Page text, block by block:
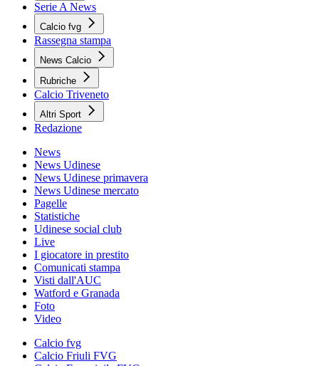
Serie A News
Calcio fvg
Rassegna stampa
News Calcio
Rubriche
Calcio Triveneto
Altri Sport
Redazione
News
News Udinese
News Udinese primavera
News Udinese mercato
Pagelle
Statistiche
Udinese social club
Live
I giocatore in prestito
Comunicati stampa
Visti dall'AUC
Watford e Granada
Foto
Video
Calcio fvg
Calcio Friuli FVG